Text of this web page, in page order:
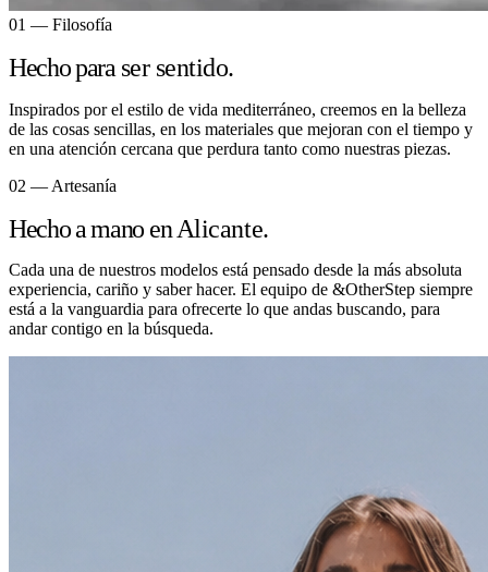
01 — Filosofía
Hecho para ser sentido.
Inspirados por el estilo de vida mediterráneo, creemos en la belleza
de las cosas sencillas, en los materiales que mejoran con el tiempo y
en una atención cercana que perdura tanto como nuestras piezas.
02 — Artesanía
Hecho a mano en Alicante.
Cada una de nuestros modelos está pensado desde la más absoluta
experiencia, cariño y saber hacer. El equipo de &OtherStep siempre
está a la vanguardia para ofrecerte lo que andas buscando, para
andar contigo en la búsqueda.